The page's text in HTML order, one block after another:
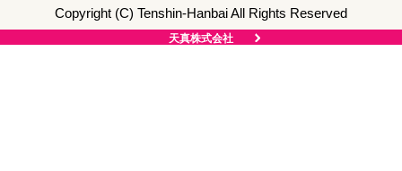
Copyright (C) Tenshin-Hanbai All Rights Reserved
天真株式会社